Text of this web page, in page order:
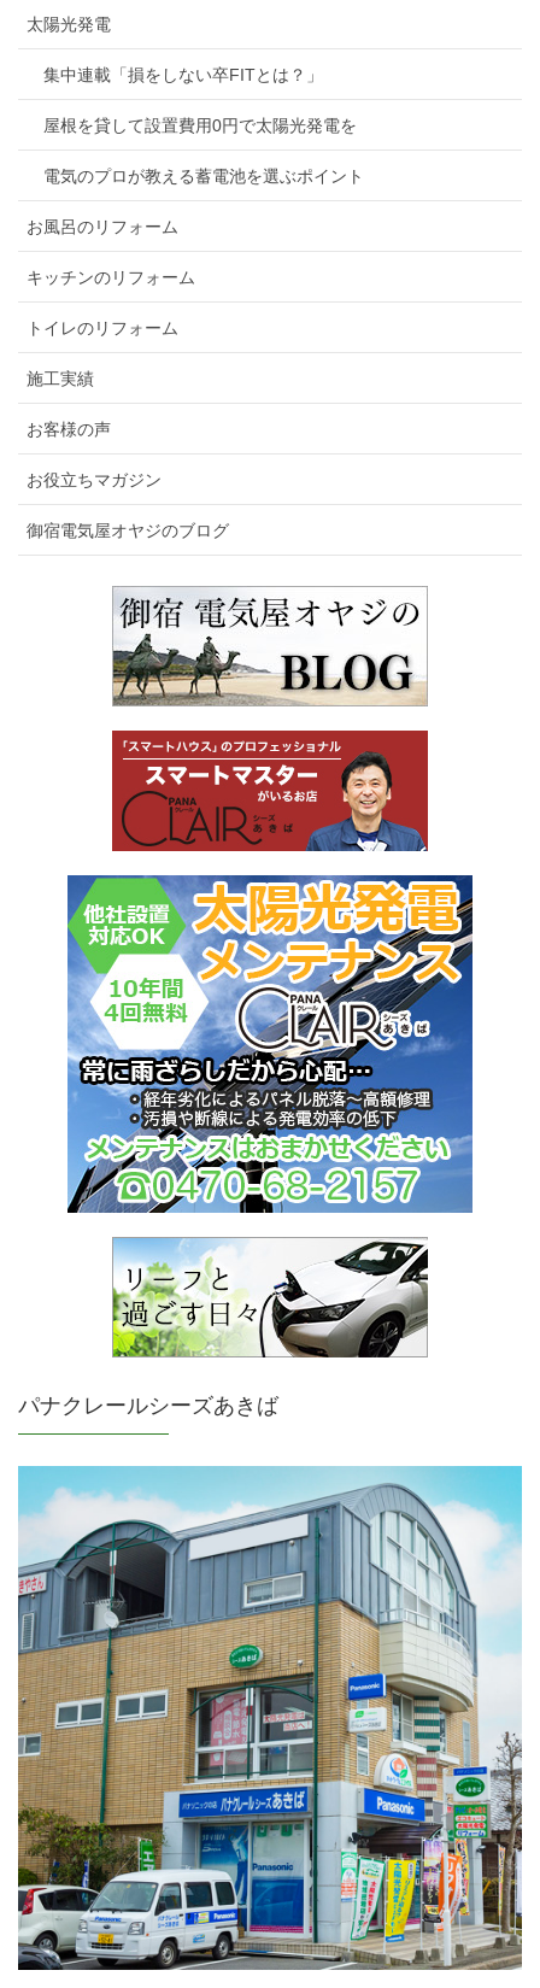
太陽光発電
集中連載「損をしない卒FITとは？」
屋根を貸して設置費用0円で太陽光発電を
電気のプロが教える蓄電池を選ぶポイント
お風呂のリフォーム
キッチンのリフォーム
トイレのリフォーム
施工実績
お客様の声
お役立ちマガジン
御宿電気屋オヤジのブログ
パナクレールシーズあきば